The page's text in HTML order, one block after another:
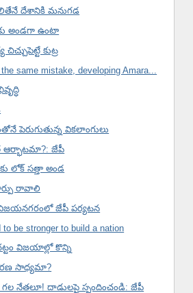
దేశానికి మనుగడ
అండగా ఉంటా
కుట్ర
same mistake, developing Amara...
పెరుగుతున్న వికలాంగులు
ఆర్భాటమా?: జేపీ
లోక్ సత్తా అండ
రావాలి
విజయనగరంలో జేపీ పర్యటన
to be stronger to build a nation
విజయాల్లో కొన్ని
సాధ్యమా?
గల నేతలూ! దాడులపై స్పందించండి: జేపీ